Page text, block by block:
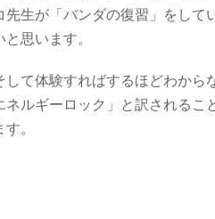
先生が「バンダの復習」をして
思います。
て体験すればするほどわから
ルギーロック」と訳されるこ
。